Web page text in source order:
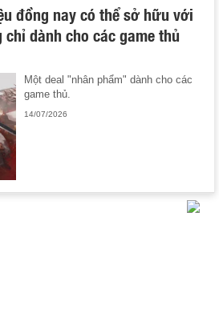
đồng nay có thể sở hữu với
chỉ dành cho các game thủ
Một deal "nhân phẩm" dành cho các
game thủ.
14/07/2026